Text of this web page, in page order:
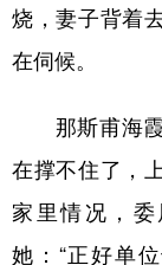
烧，妻子背着
在伺候。
那斯甫海霞
在撑不住了，
家里情况，
她：“正好单